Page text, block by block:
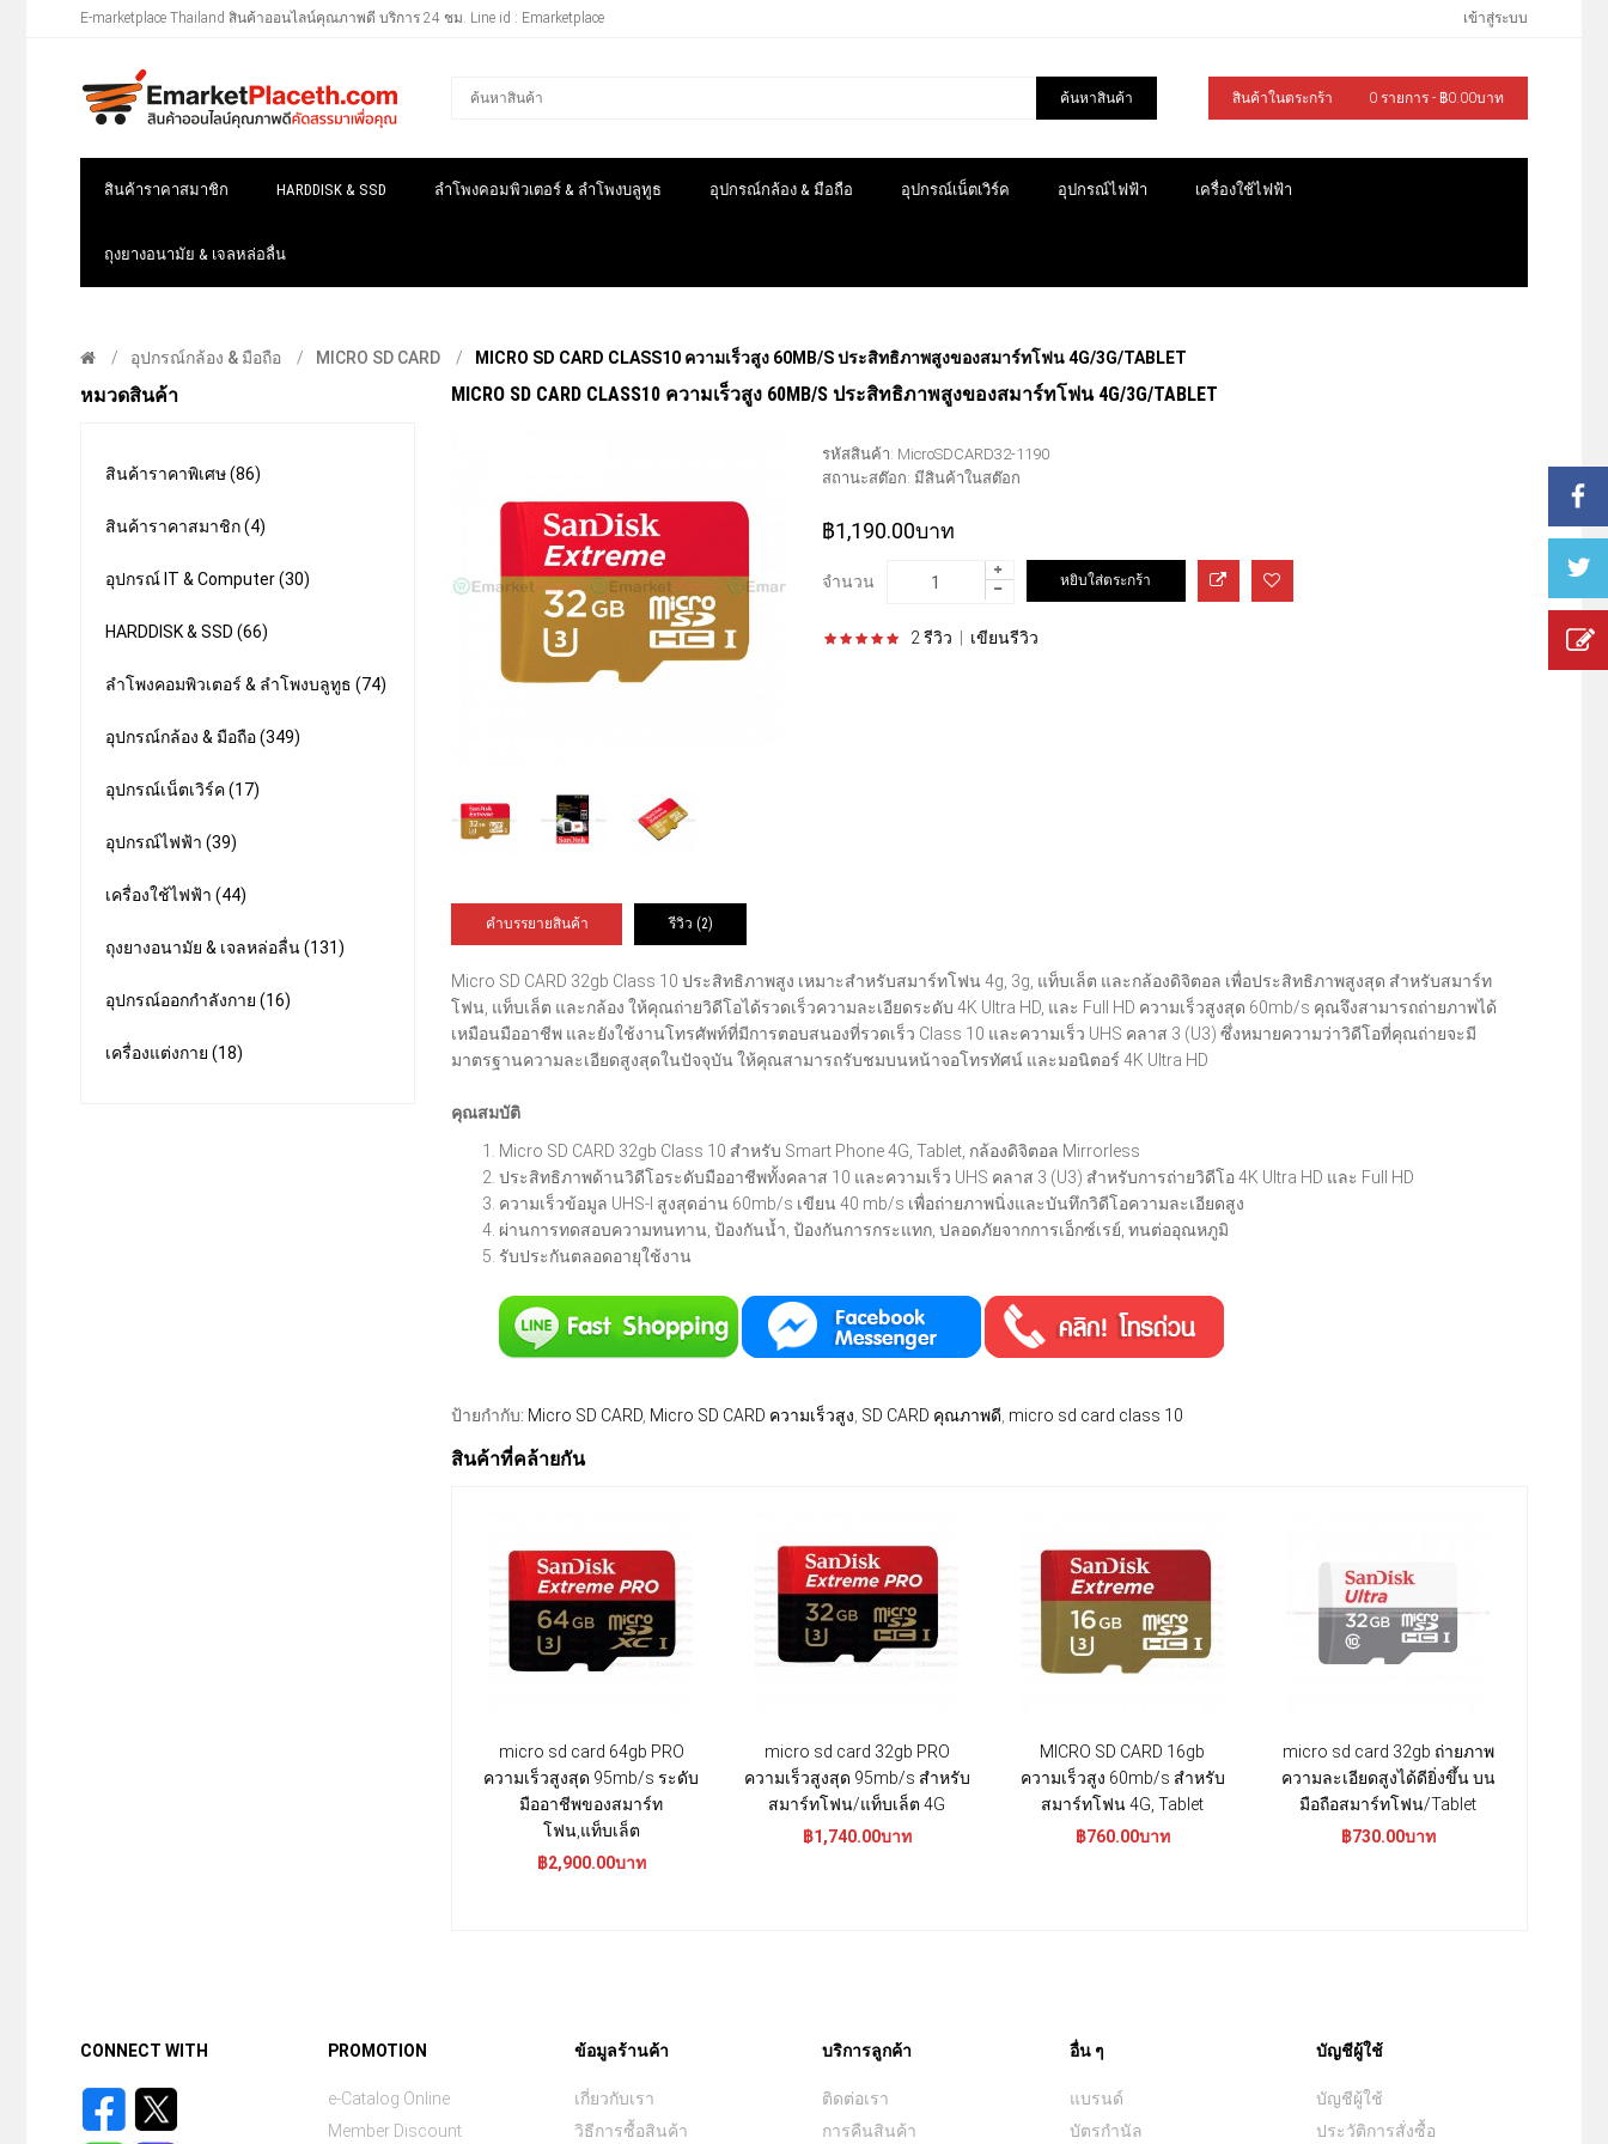
E-marketplace Thailand สินค้าออนไลน์คุณภาพดี บริการ 24 ชม. Line id : Emarketplace เข้าสู่ระบบ
ค้นหาสินค้า สินค้าในตระกร้า 0 รายการ - ฿0.00บาท
สินค้าราคาสมาชิก HARDDISK & SSD ลำโพงคอมพิวเตอร์ & ลำโพงบลูทูธ อุปกรณ์กล้อง & มือถือ อุปกรณ์เน็ตเวิร์ค อุปกรณ์ไฟฟ้า เครื่องใช้ไฟฟ้า
ถุงยางอนามัย & เจลหล่อลื่น
อุปกรณ์กล้อง & มือถือ MICRO SD CARD MICRO SD CARD CLASS10 ความเร็วสูง 60MB/S ประสิทธิภาพสูงของสมาร์ทโฟน 4G/3G/TABLET
หมวดสินค้า
สินค้าราคาพิเศษ (86)
สินค้าราคาสมาชิก (4)
อุปกรณ์ IT & Computer (30)
HARDDISK & SSD (66)
ลำโพงคอมพิวเตอร์ & ลำโพงบลูทูธ (74)
อุปกรณ์กล้อง & มือถือ (349)
อุปกรณ์เน็ตเวิร์ค (17)
อุปกรณ์ไฟฟ้า (39)
เครื่องใช้ไฟฟ้า (44)
ถุงยางอนามัย & เจลหล่อลื่น (131)
อุปกรณ์ออกกำลังกาย (16)
เครื่องแต่งกาย (18)
MICRO SD CARD CLASS10 ความเร็วสูง 60MB/S ประสิทธิภาพสูงของสมาร์ทโฟน 4G/3G/TABLET
รหัสสินค้า: MicroSDCARD32-1190
สถานะสต๊อก: มีสินค้าในสต๊อก
฿1,190.00บาท
จำนวน
2 รีวิว เขียนรีวิว
คำบรรยายสินค้า รีวิว (2)
Micro SD CARD 32gb Class 10 ประสิทธิภาพสูง เหมาะสำหรับสมาร์ทโฟน 4g, 3g, แท็บเล็ต และกล้องดิจิตอล เพื่อประสิทธิภาพสูงสุด สำหรับสมาร์ท
โฟน, แท็บเล็ต และกล้อง ให้คุณถ่ายวิดีโอได้รวดเร็วความละเอียดระดับ 4K Ultra HD, และ Full HD ความเร็วสูงสุด 60mb/s คุณจึงสามารถถ่ายภาพได้
เหมือนมืออาชีพ และยังใช้งานโทรศัพท์ที่มีการตอบสนองที่รวดเร็ว Class 10 และความเร็ว UHS คลาส 3 (U3) ซึ่งหมายความว่าวิดีโอที่คุณถ่ายจะมี
มาตรฐานความละเอียดสูงสุดในปัจจุบัน ให้คุณสามารถรับชมบนหน้าจอโทรทัศน์ และมอนิตอร์ 4K Ultra HD
คุณสมบัติ
Micro SD CARD 32gb Class 10 สำหรับ Smart Phone 4G, Tablet, กล้องดิจิตอล Mirrorless
ประสิทธิภาพด้านวิดีโอระดับมืออาชีพทั้งคลาส 10 และความเร็ว UHS คลาส 3 (U3) สำหรับการถ่ายวิดีโอ 4K Ultra HD และ Full HD
ความเร็วข้อมูล UHS-I สูงสุดอ่าน 60mb/s เขียน 40 mb/s เพื่อถ่ายภาพนิ่งและบันทึกวิดีโอความละเอียดสูง
ผ่านการทดสอบความทนทาน, ป้องกันน้ำ, ป้องกันการกระแทก, ปลอดภัยจากการเอ็กซ์เรย์, ทนต่ออุณหภูมิ
รับประกันตลอดอายุใช้งาน
ป้ายกำกับ: Micro SD CARD Micro SD CARD ความเร็วสูง SD CARD คุณภาพดี micro sd card class 10
สินค้าที่คล้ายกัน
micro sd card 64gb PRO
ความเร็วสูงสุด 95mb/s ระดับ
มืออาชีพของสมาร์ท
โฟน,แท็บเล็ต
฿2,900.00บาท
micro sd card 32gb PRO
ความเร็วสูงสุด 95mb/s สำหรับ
สมาร์ทโฟน/แท็บเล็ต 4G
฿1,740.00บาท
MICRO SD CARD 16gb
ความเร็วสูง 60mb/s สำหรับ
สมาร์ทโฟน 4G, Tablet
฿760.00บาท
micro sd card 32gb ถ่ายภาพ
ความละเอียดสูงได้ดียิ่งขึ้น บน
มือถือสมาร์ทโฟน/Tablet
฿730.00บาท
CONNECT WITH PROMOTION
e-Catalog Online
Member Discount
ข้อมูลร้านค้า
เกี่ยวกับเรา
วิธีการซื้อสินค้า
บริการลูกค้า
ติดต่อเรา
การคืนสินค้า
อื่น ๆ
แบรนด์
บัตรกำนัล
บัญชีผู้ใช้
บัญชีผู้ใช้
ประวัติการสั่งซื้อ